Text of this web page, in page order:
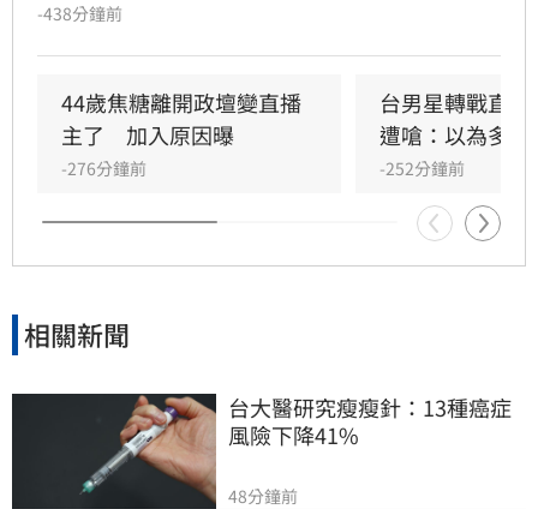
-438分鐘前
44歲焦糖離開政壇變直播
主了　加入原因曝
-276分鐘前
台男星轉戰直
遭嗆：以為多紅
-252分鐘前
相關新聞
台大醫研究瘦瘦針：13種癌症
風險下降41%
48分鐘前